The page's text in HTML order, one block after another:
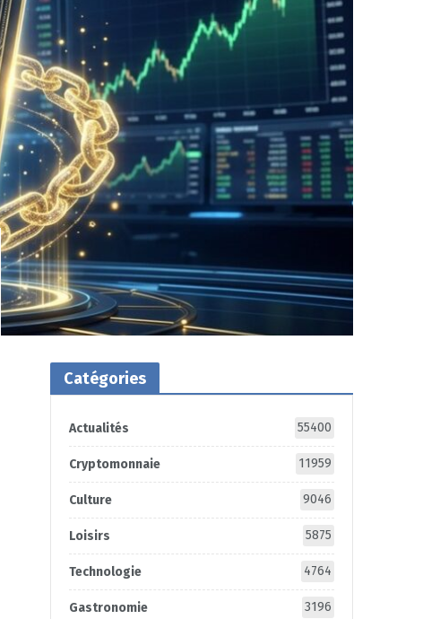
Catégories
Actualités 55400
Cryptomonnaie 11959
Culture 9046
Loisirs 5875
Technologie 4764
Gastronomie 3196